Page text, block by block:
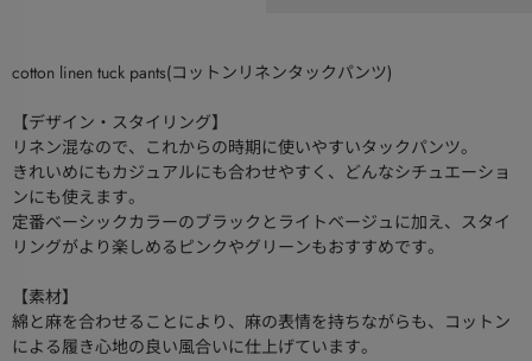
cotton linen tuck pants(コットンリネンタックパンツ)
【デザイン・スタイリング】
リネン混なので、これからの時期に使いやすいタックパンツ。
きれいめにもカジュアルにも合わせやすく、どんなシチュエーショ
ンにも使えます。
定番ベーシックカラーのブラックとライトベージュに加え、スタイ
リングがより楽しめるピンクやグリーンもおすすめです。
【素材】
綿と麻を合わせることにより、麻の表情を持ちながらも、コットン
による履き心地の良い風合いに仕上げています。